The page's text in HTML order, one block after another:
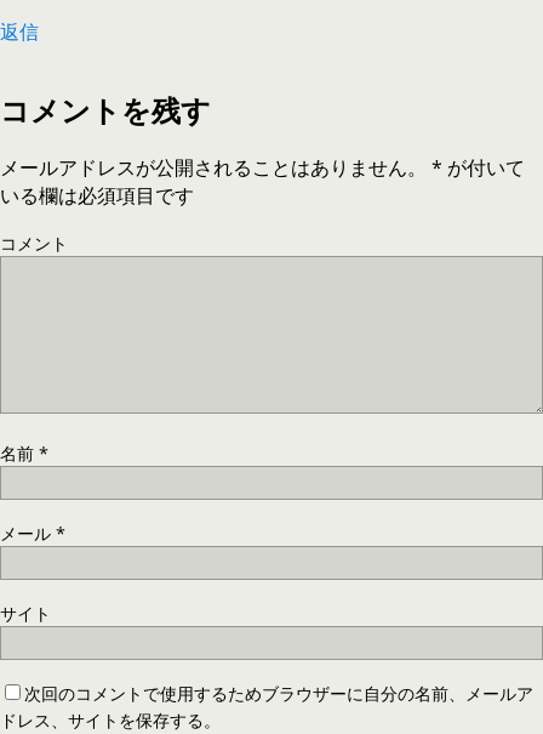
返信
コメントを残す
メールアドレスが公開されることはありません。 * が付いて
いる欄は必須項目です
コメント
名前 *
メール *
サイト
次回のコメントで使用するためブラウザーに自分の名前、メールア
ドレス、サイトを保存する。